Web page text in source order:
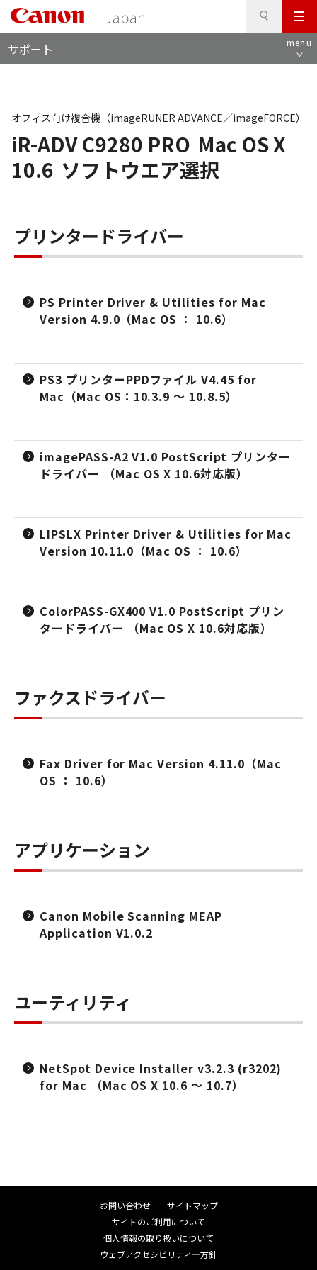
メ
ニ
ュ
サポート menu
iR-ADV C9280 PRO Mac OS X
10.6 ソフトウエア選択
オフィス向け複合機（imageRUNER ADVANCE／imageFORCE）
プリンタードライバー
PS Printer Driver & Utilities for Mac
Version 4.9.0（Mac OS ： 10.6）
PS3 プリンターPPDファイル V4.45 for
Mac（Mac OS：10.3.9 ～ 10.8.5）
imagePASS-A2 V1.0 PostScript プリンター
ドライバー （Mac OS X 10.6対応版）
LIPSLX Printer Driver & Utilities for Mac
Version 10.11.0（Mac OS ： 10.6）
ColorPASS-GX400 V1.0 PostScript プリン
タードライバー （Mac OS X 10.6対応版）
ファクスドライバー
Fax Driver for Mac Version 4.11.0（Mac
OS ： 10.6）
アプリケーション
Canon Mobile Scanning MEAP
Application V1.0.2
ユーティリティ
NetSpot Device Installer v3.2.3 (r3202)
for Mac （Mac OS X 10.6 ～ 10.7）
お問い合わせ
サイトマップ
サイトのご利用について
個人情報の取り扱いについて
ウェブアクセシビリティ―方針